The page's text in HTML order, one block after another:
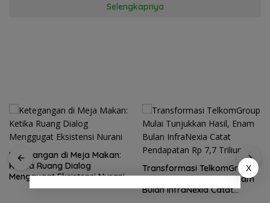
Selengkapnya
Ketegangan di Meja Makan:
Ketika Ruang Dialog
Menggugat Eksistensi Nurani
Transformasi TelkomGroup
Mulai Tunjukkan Hasil, Enam
Bulan InfraNexia Catat
X